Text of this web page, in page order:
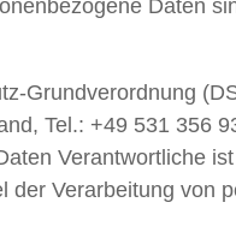
Daten
Grundverordnung
Tel.: +49 531 356
Verantwortliche
Verarbeitung von